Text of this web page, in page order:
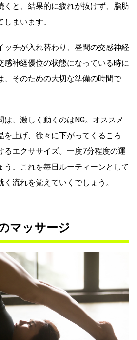
くと、結果的に疲れが抜けず、脂肪
まいます。
ッチが入れ替わり、昼間の交感神経
感神経優位の状態になっている時に
、そのための大切な準備の時間で
、激しく動くのはNG。オススメ
を上げ、徐々に下がってくるころ
るエクササイズ。一度7分程度の運
う。これを毎日ルーティーンとして
流れを覚えていくでしょう。
マッサージ